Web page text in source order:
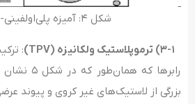
شکل ۴: آمیزه پلی‌اولفینی-لاستیکی
(TPV)
:
رابرها که
بزرگی از لاستیک‌های غیر کروی و پیوند